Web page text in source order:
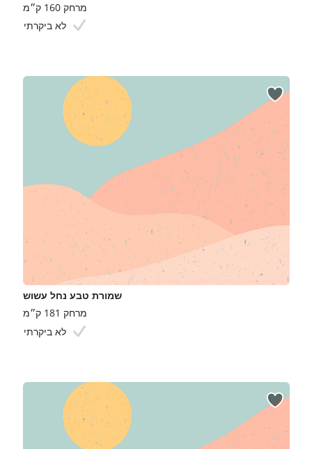
מרחק 160 ק״מ
לא ביקרתי
שמורת טבע נחל עשוש
מרחק 181 ק״מ
לא ביקרתי